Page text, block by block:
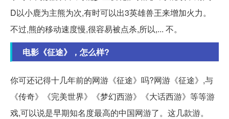
D以小鹿为主熊为次,有时可以出3英雄兽王来增加火力。
不过,熊的移动速度慢,很容易被点杀,所以,... 不。
电影《征途》，怎么样?
你可还记得十几年前的网游《征途》吗?网游《征途》,与
《传奇》《完美世界》《梦幻西游》《大话西游》等等游
戏,可以说是早期知名度最高的中国网游了。这几款游。